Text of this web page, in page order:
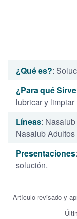
¿Qué es?:
¿Para qué
lubricar y limpiar
Líneas:
Nasalub Adultos
Presentaciones
solución.
Artículo revisado y